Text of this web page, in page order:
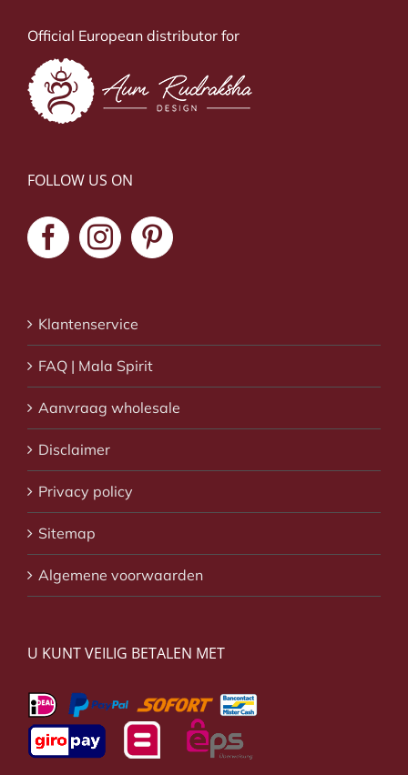
Official European distributor for
FOLLOW US ON
Klantenservice
FAQ | Mala Spirit
Aanvraag wholesale
Disclaimer
Privacy policy
Sitemap
Algemene voorwaarden
U KUNT VEILIG BETALEN MET